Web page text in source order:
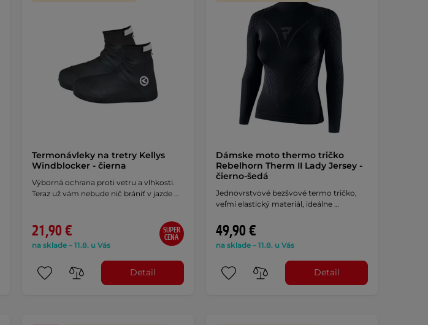
Termonávleky na tretry Kellys
Windblocker - čierna
Výborná ochrana proti vetru a vlhkosti.
Teraz už vám nebude nič brániť v jazde …
21,90 €
na sklade – 11.8. u Vás
SUPER
CENA
Detail
Dámske moto thermo tričko
Rebelhorn Therm II Lady Jersey -
čierno-šedá
Jednovrstvové bezšvové termo tričko,
veľmi elastický materiál, ideálne …
49,90 €
na sklade – 11.8. u Vás
Detail